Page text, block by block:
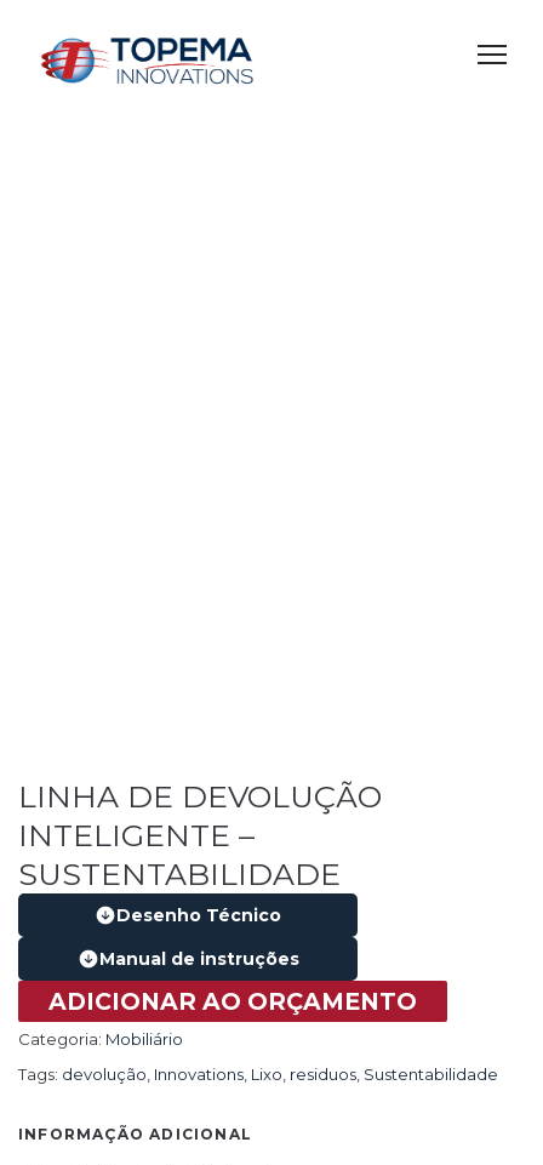
LINHA DE DEVOLUÇÃO
INTELIGENTE –
SUSTENTABILIDADE
Desenho Técnico
Manual de instruções
ADICIONAR AO ORÇAMENTO
Categoria: Mobiliário
Tags: devolução, Innovations, Lixo, residuos, Sustentabilidade
INFORMAÇÃO ADICIONAL